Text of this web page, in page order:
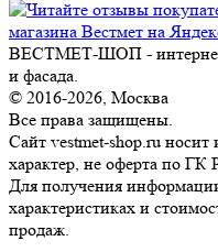
ВЕСТМЕТ-ШОП - интернет-
и фасада.
© 2016-2026, Москва
Все права защищены.
Сайт vestmet-shop.ru
характер, не оферта по ГК
Для получения
характеристиках и
продаж.